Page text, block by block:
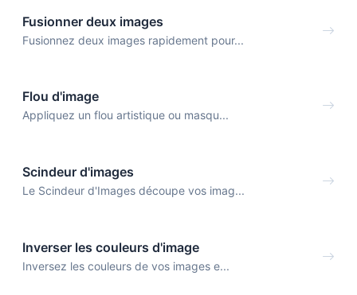
Fusionner deux images
Fusionnez deux images rapidement pour...
Flou d'image
Appliquez un flou artistique ou masqu...
Scindeur d'images
Le Scindeur d'Images découpe vos imag...
Inverser les couleurs d'image
Inversez les couleurs de vos images e...